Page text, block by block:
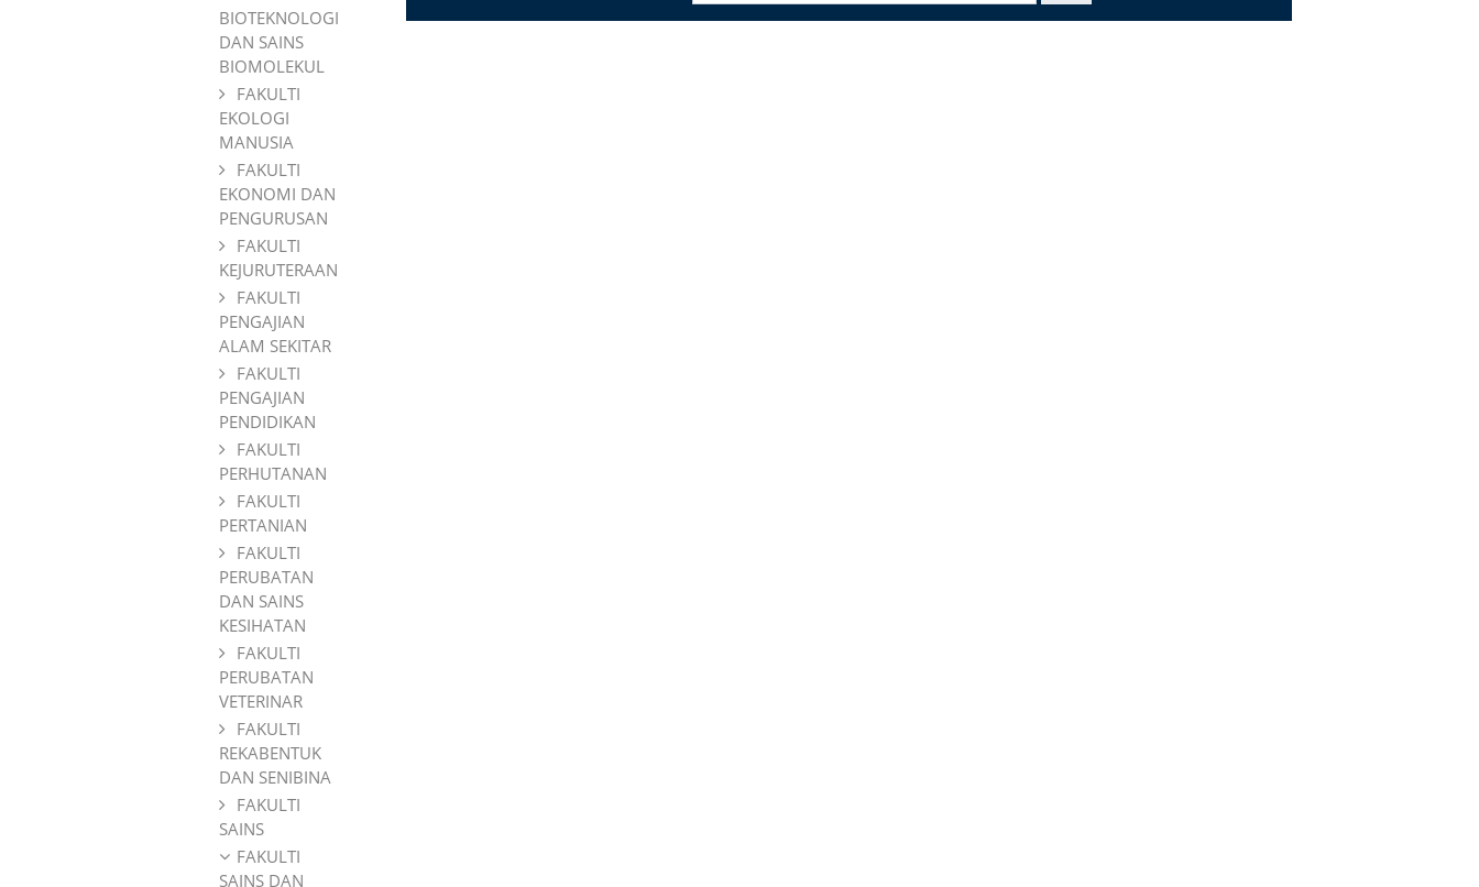
BIOTEKNOLOGI
DAN SAINS
BIOMOLEKUL
FAKULTI
EKOLOGI
MANUSIA
FAKULTI
EKONOMI DAN
PENGURUSAN
FAKULTI
KEJURUTERAAN
FAKULTI
PENGAJIAN
ALAM SEKITAR
FAKULTI
PENGAJIAN
PENDIDIKAN
FAKULTI
PERHUTANAN
FAKULTI
PERTANIAN
FAKULTI
PERUBATAN
DAN SAINS
KESIHATAN
FAKULTI
PERUBATAN
VETERINAR
FAKULTI
REKABENTUK
DAN SENIBINA
FAKULTI
SAINS
FAKULTI
SAINS DAN